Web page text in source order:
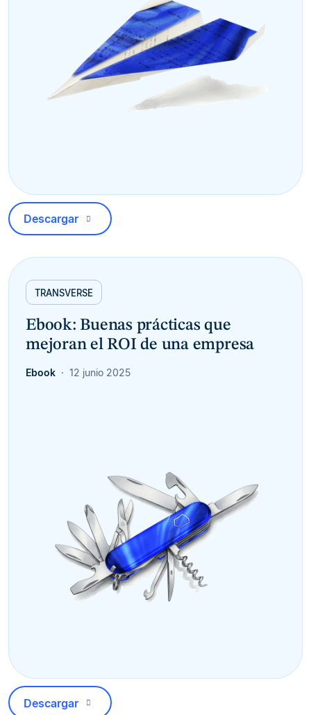
Descargar
TRANSVERSE
Ebook: Buenas prácticas que
mejoran el ROI de una empresa
Ebook 12 junio 2025
Descargar